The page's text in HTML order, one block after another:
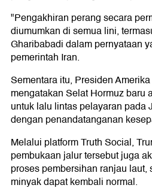
"Pengakhiran perang secara
diumumkan di semua lini,
Gharibabadi dalam pernyataan
pemerintah Iran.
Sementara itu, Presiden
mengatakan Selat Hormuz baru
untuk lalu lintas pelayaran pada
dengan penandatanganan
Melalui platform Truth Social,
pembukaan jalur tersebut juga
proses pembersihan ranjau
minyak dapat kembali normal.